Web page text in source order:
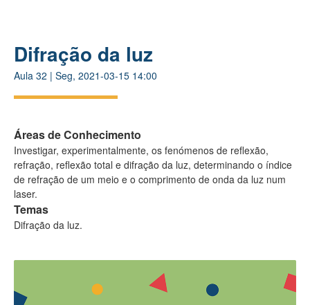
Difração da luz
Aula 32 | Seg, 2021-03-15 14:00
Áreas de Conhecimento
Investigar, experimentalmente, os fenómenos de reflexão,
refração, reflexão total e difração da luz, determinando o índice
de refração de um meio e o comprimento de onda da luz num
laser.
Temas
Difração da luz.